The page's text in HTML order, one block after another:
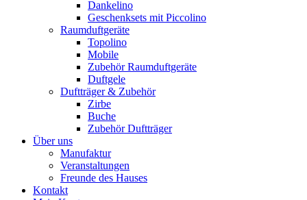
Dankelino
Geschenksets mit Piccolino
Raumduftgeräte
Topolino
Mobile
Zubehör Raumduftgeräte
Duftgele
Duftträger & Zubehör
Zirbe
Buche
Zubehör Duftträger
Über uns
Manufaktur
Veranstaltungen
Freunde des Hauses
Kontakt